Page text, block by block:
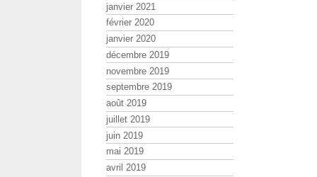
janvier 2021
février 2020
janvier 2020
décembre 2019
novembre 2019
septembre 2019
août 2019
juillet 2019
juin 2019
mai 2019
avril 2019